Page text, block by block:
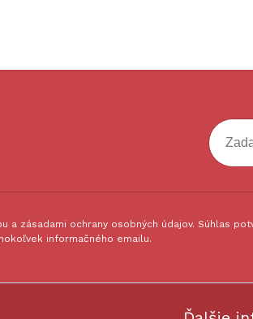
zásadami ochrany osobných údajov. Súhlas
informačného emailu.